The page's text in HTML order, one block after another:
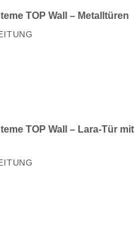
TOP Wall – Metalltüren
TOP Wall – Lara-Tür mit